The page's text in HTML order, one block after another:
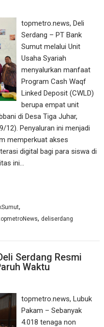
topmetro.news, Deli
Serdang – PT Bank
Sumut melalui Unit
Usaha Syariah
menyalurkan manfaat
Program Cash Waqf
Linked Deposit (CWLD)
berupa empat unit
di Desa Tiga Juhar,
12). Penyaluran ini menjadi
memperkuat akses
digital bagi para siswa di
ini…
,
, deliserdang
Serdang Resmi
Waktu
topmetro.news, Lubuk
Pakam – Sebanyak
4.018 tenaga non